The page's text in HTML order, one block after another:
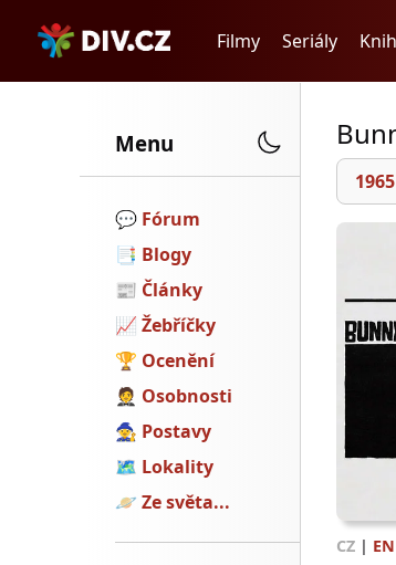
Filmy Seriály
Menu
💬️ Fórum
📑 Blogy
📰 Články
📈 Žebříčky
🏆 Ocenění
🤵 Osobnosti
🧙 Postavy
🗺 Lokality
🪐 Ze světa...
1965
CZ | EN